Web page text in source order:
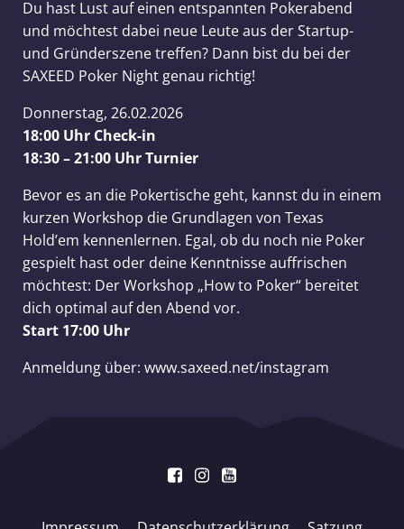
Du hast Lust auf einen entspannten Pokerabend
und möchtest dabei neue Leute aus der Startup-
und Gründerszene treffen? Dann bist du bei der
SAXEED Poker Night genau richtig!
Donnerstag, 26.02.2026
18:00 Uhr Check-in
18:30 – 21:00 Uhr Turnier
Bevor es an die Pokertische geht, kannst du in einem
kurzen Workshop die Grundlagen von Texas
Hold’em kennenlernen. Egal, ob du noch nie Poker
gespielt hast oder deine Kenntnisse auffrischen
möchtest: Der Workshop „How to Poker“ bereitet
dich optimal auf den Abend vor.
Start 17:00 Uhr
Anmeldung über: www.saxeed.net/instagram